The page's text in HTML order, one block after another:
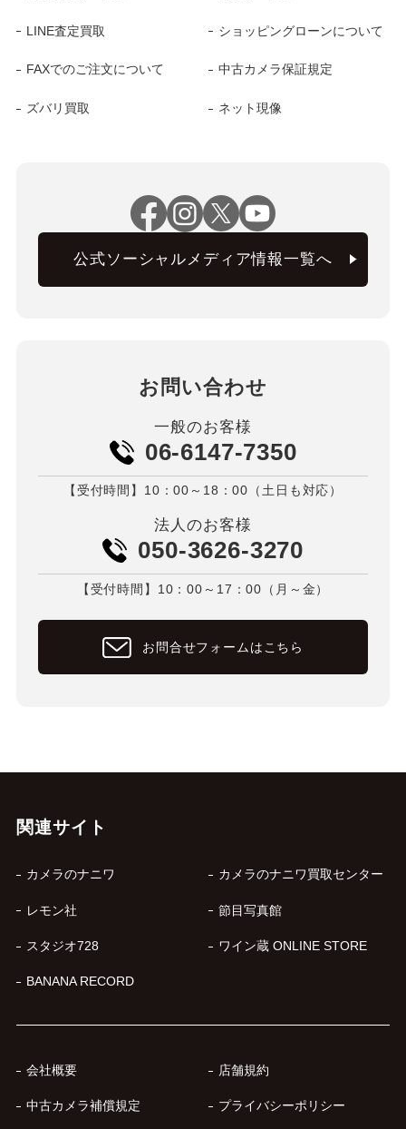
LINE査定買取 ショッピングローンについて
FAXでのご注文について 中古カメラ保証規定
ズバリ買取 ネット現像
公式ソーシャルメディア情報一覧へ
お問い合わせ
一般のお客様
06-6147-7350
【受付時間】10：00～18：00（土日も対応）
法人のお客様
050-3626-3270
【受付時間】10：00～17：00（月～金）
お問合せフォームはこちら
関連サイト
カメラのナニワ カメラのナニワ買取センター
レモン社 節目写真館
スタジオ728 ワイン蔵 ONLINE STORE
BANANA RECORD
会社概要 店舗規約
中古カメラ補償規定 プライバシーポリシー